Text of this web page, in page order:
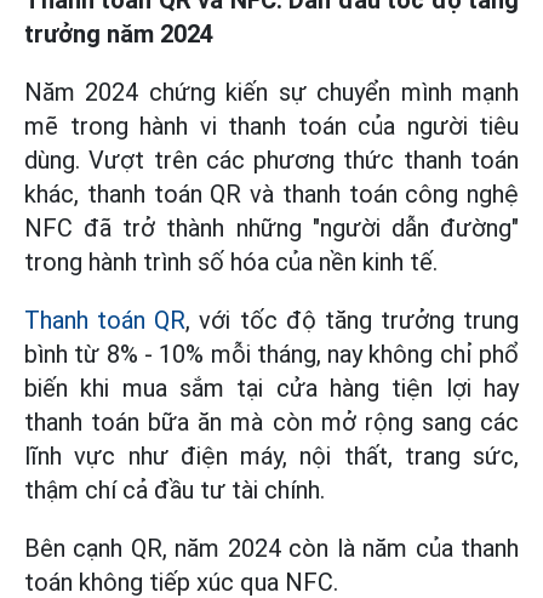
trưởng năm 2024
Năm 2024 chứng kiến sự chuyển mình mạnh
mẽ trong hành vi thanh toán của người tiêu
dùng. Vượt trên các phương thức thanh toán
khác, thanh toán QR và thanh toán công nghệ
NFC đã trở thành những "người dẫn đường"
trong hành trình số hóa của nền kinh tế.
Thanh toán QR, với tốc độ tăng trưởng trung
bình từ 8% - 10% mỗi tháng, nay không chỉ phổ
biến khi mua sắm tại cửa hàng tiện lợi hay
thanh toán bữa ăn mà còn mở rộng sang các
lĩnh vực như điện máy, nội thất, trang sức,
thậm chí cả đầu tư tài chính.
Bên cạnh QR, năm 2024 còn là năm của thanh
toán không tiếp xúc qua NFC.